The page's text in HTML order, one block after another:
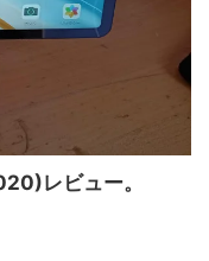
レビュー。